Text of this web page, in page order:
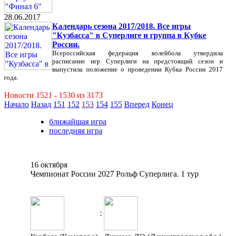
28.06.2017
Календарь сезона 2017/2018. Все игры
"Кузбасса" в Суперлиге и группа в Кубке
России.
Всероссийская федерация волейбола утвердила
расписание игр Суперлиги на предстоящий сезон и
выпустила положение о проведении Кубка России 2017
года.
Новости 1521 - 1530 из 3173
Начало Назад 151 152 153 154 155 Вперед Конец
ближайшая игра
последняя игра
16 октября
Чемпионат России 2027 Рольф Суперлига. 1 тур
: